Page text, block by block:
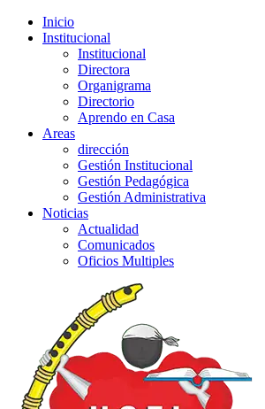
Inicio
Institucional
Institucional
Directora
Organigrama
Directorio
Aprendo en Casa
Areas
dirección
Gestión Institucional
Gestión Pedagógica
Gestión Administrativa
Noticias
Actualidad
Comunicados
Oficios Multiples